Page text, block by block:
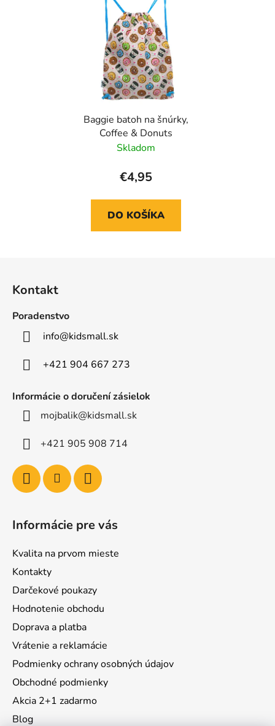
Baggie batoh na šnúrky,
Coffee & Donuts
Skladom
€4,95
DO KOŠÍKA
Kontakt
Poradenstvo
info@kidsmall.sk
+421 904 667 273
Informácie o doručení zásielok
mojbalik@kidsmall.sk
+421 905 908 714
Informácie pre vás
Kvalita na prvom mieste
Kontakty
Darčekové poukazy
Hodnotenie obchodu
Doprava a platba
Vrátenie a reklamácie
Podmienky ochrany osobných údajov
Obchodné podmienky
Akcia 2+1 zadarmo
Blog